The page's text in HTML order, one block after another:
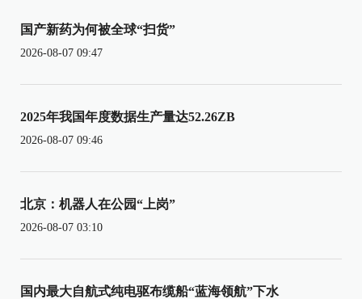
国产新药为何被全球“扫货”
2026-08-07 09:47
2025年我国年度数据生产量达52.26ZB
2026-08-07 09:46
北京：机器人在公园“上岗”
2026-08-07 03:10
国内最大自航式纯电驱布缆船“蓝海领航”下水